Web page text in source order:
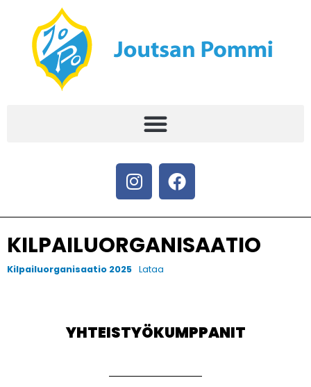
KILPAILUORGANISAATIO
Kilpailuorganisaatio 2025 Lataa
YHTEISTYÖKUMPPANIT